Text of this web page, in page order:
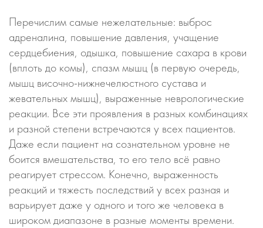
Перечислим самые нежелательные: выброс
адреналина, повышение давления, учащение
сердцебиения, одышка, повышение сахара в крови
(вплоть до комы), спазм мышц (в первую очередь,
мышц височно-нижнечелюстного сустава и
жевательных мышц), выраженные неврологические
реакции. Все эти проявления в разных комбинациях
и разной степени встречаются у всех пациентов.
Даже если пациент на сознательном уровне не
боится вмешательства, то его тело всё равно
реагирует стрессом. Конечно, выраженность
реакций и тяжесть последствий у всех разная и
варьирует даже у одного и того же человека в
широком диапазоне в разные моменты времени.